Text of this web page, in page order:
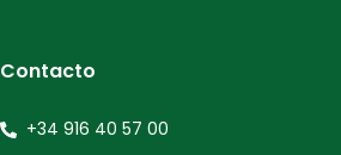
Contacto
+34 916 40 57 00